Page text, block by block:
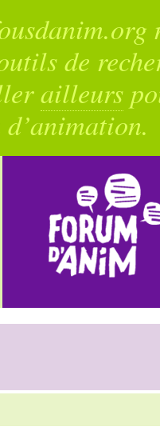
de
ailleurs